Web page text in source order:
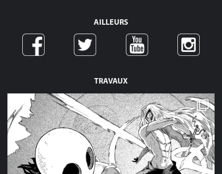
TRAVAUX
AILLEURS